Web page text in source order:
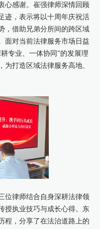
心感谢。崔强律师深情回顾
迹，表示将以十周年庆祝活
，借助兄弟分所间的跨区域
面对当前法律服务市场日益
专业、一体协同”的发展理
打造区域法律服务高地、
位律师结合自身深耕法律领
授执业技巧与成长心得。东
程，分享了在法治道路上的